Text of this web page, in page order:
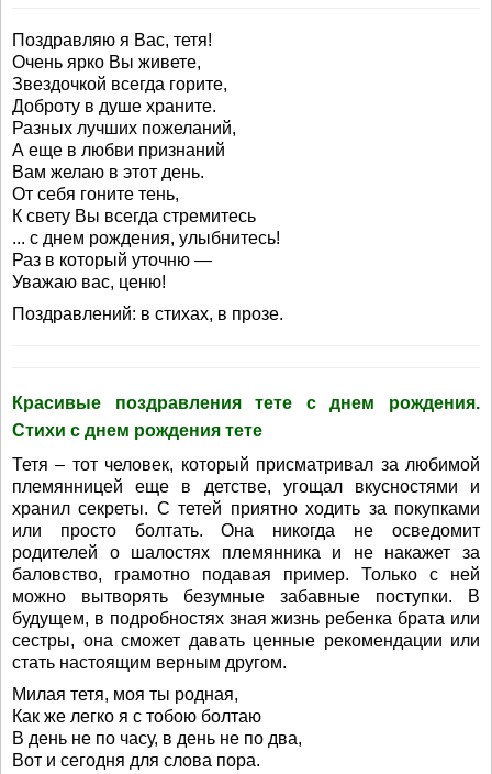
Поздравляю я Вас, тетя!
Очень ярко Вы живете,
Звездочкой всегда горите,
Доброту в душе храните.
Разных лучших пожеланий,
А еще в любви признаний
Вам желаю в этот день.
От себя гоните тень,
К свету Вы всегда стремитесь
... с днем рождения, улыбнитесь!
Раз в который уточню —
Уважаю вас, ценю!
Поздравлений: в стихах, в прозе.
Красивые поздравления тете с днем рождения.
Стихи с днем рождения тете
Тетя – тот человек, который присматривал за любимой
племянницей еще в детстве, угощал вкусностями и
хранил секреты. С тетей приятно ходить за покупками
или просто болтать. Она никогда не осведомит
родителей о шалостях племянника и не накажет за
баловство, грамотно подавая пример. Только с ней
можно вытворять безумные забавные поступки. В
будущем, в подробностях зная жизнь ребенка брата или
сестры, она сможет давать ценные рекомендации или
стать настоящим верным другом.
Милая тетя, моя ты родная,
Как же легко я с тобою болтаю
В день не по часу, в день не по два,
Вот и сегодня для слова пора.